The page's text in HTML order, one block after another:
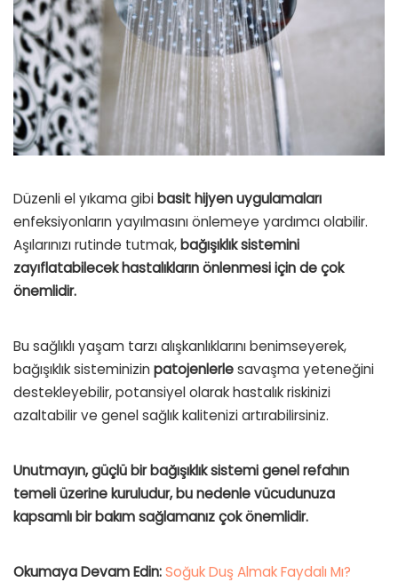
Düzenli el yıkama gibibasit hijyen uygulamaları
enfeksiyonların yayılmasını önlemeye yardımcı olabilir.
Aşılarınızı rutinde tutmak,bağışıklık sistemini
zayıflatabilecek hastalıkların önlenmesi için de çok
önemlidir.
Bu sağlıklı yaşam tarzı alışkanlıklarını benimseyerek,
bağışıklık sisteminizin patojenlerlesavaşma yeteneğini
destekleyebilir, potansiyel olarak hastalık riskinizi
azaltabilir ve genel sağlık kalitenizi artırabilirsiniz.
Unutmayın, güçlü bir bağışıklık sistemi genel refahın
temeli üzerine kuruludur, bu nedenle vücudunuza
kapsamlı bir bakım sağlamanız çok önemlidir.
Okumaya Devam Edin:Soğuk Duş Almak Faydalı Mı?